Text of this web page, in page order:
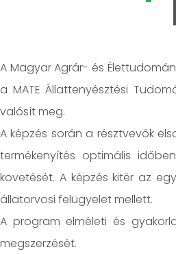
A Magyar Agrár- és
a MATE Állattenyésztési
valósít meg.
A képzés során a résztvevők
termékenyítés optimális
követését. A képzés kitér az
állatorvosi felügyelet mellett.
A program elméleti és
megszerzését.